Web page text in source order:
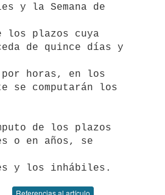
y la Semana de
de quince días y
por horas, en los
se computarán los
o en años, se
y los inhábiles.
Referencias al artículo